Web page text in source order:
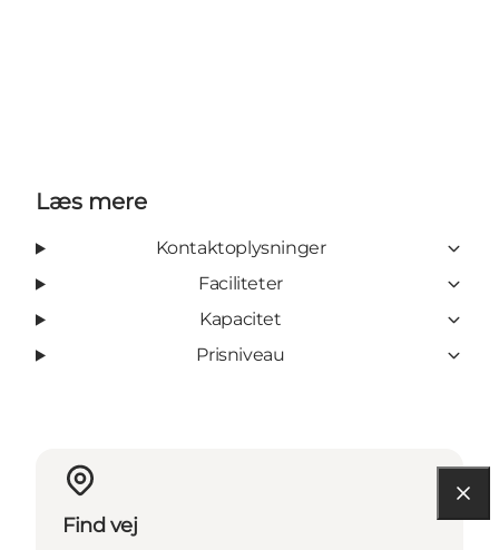
Læs mere
Kontaktoplysninger
Faciliteter
Kapacitet
Prisniveau
Find vej